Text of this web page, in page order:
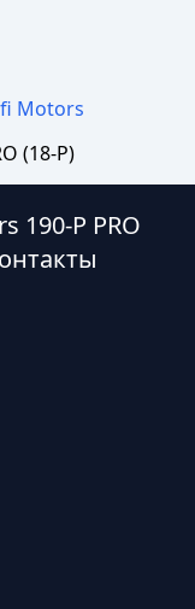
Motors
(18-P)
190-P PRO